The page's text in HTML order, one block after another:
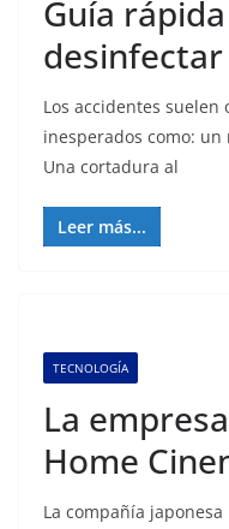
Guía
Los accidentes
inesperados como:
Una cortadura al
Leer más...
TECNOLOGÍA
La
Home
La compañía